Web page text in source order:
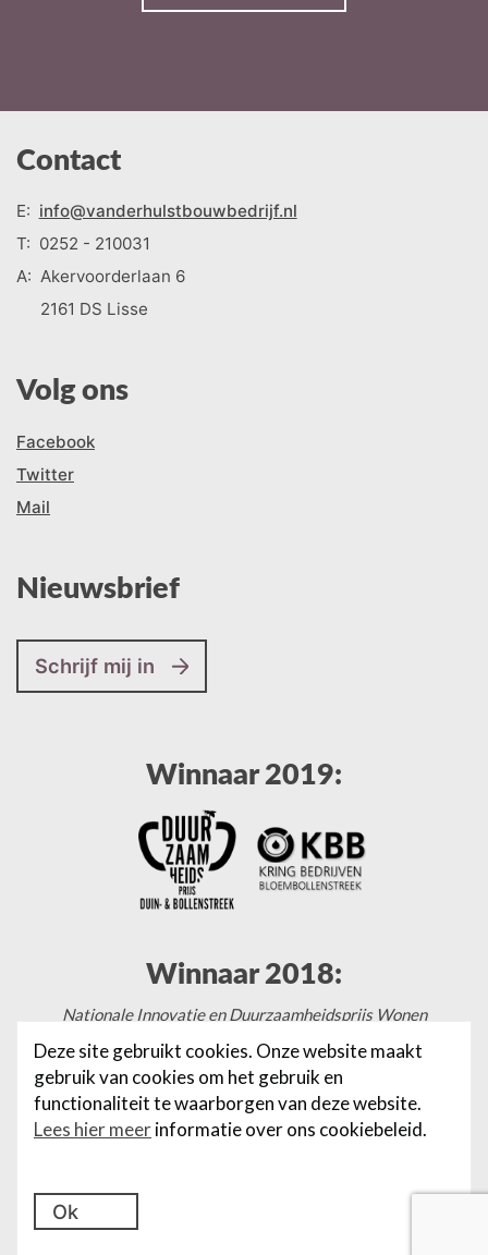
Contact
E: info@vanderhulstbouwbedrijf.nl
T: 0252 - 210031
A: Akervoorderlaan 6
2161 DS Lisse
Volg ons
Facebook
Twitter
Mail
Nieuwsbrief
Schrijf mij in
Winnaar 2019:
Winnaar 2018:
Nationale Innovatie en Duurzaamheidsprijs Wonen
© Van der Hulst Bouwbedrijf
Privacyverklaring
Deze site gebruikt cookies. Onze website maakt
gebruik van cookies om het gebruik en
functionaliteit te waarborgen van deze website.
Lees hier meerinformatie over ons cookiebeleid.
Ok